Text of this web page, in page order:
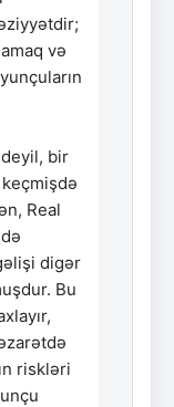
və
bir
Real
digər
Bu
riskləri